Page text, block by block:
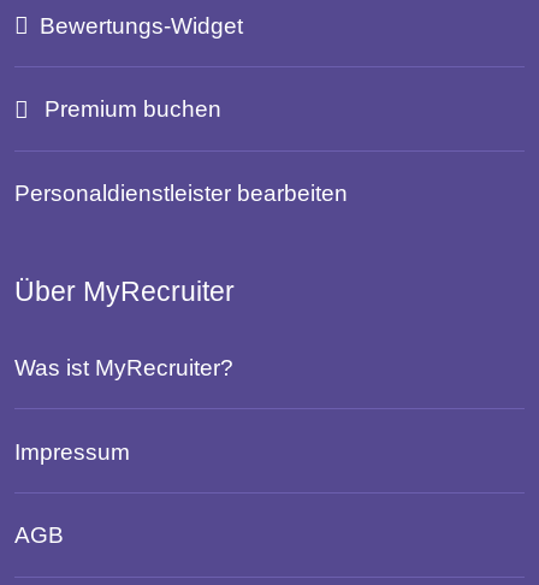
Bewertungs-Widget
Premium buchen
Personaldienstleister bearbeiten
Über MyRecruiter
Was ist MyRecruiter?
Impressum
AGB